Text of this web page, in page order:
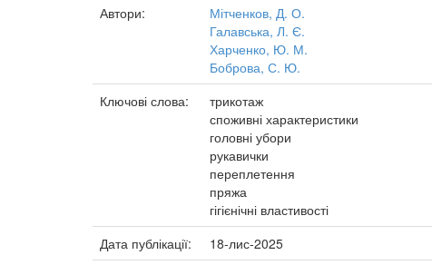
Автори:
Мітченков, Д. О.
Галавська, Л. Є.
Харченко, Ю. М.
Боброва, С. Ю.
Ключові слова:
трикотаж
споживні характеристики
головні убори
рукавички
переплетення
пряжа
гігієнічні властивості
Дата публікації:
18-лис-2025